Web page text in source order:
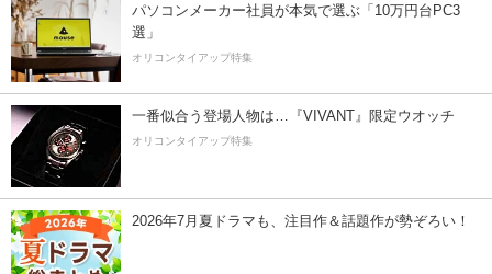
パソコンメーカー社員が本気で選ぶ「10万円台PC3
選」
オリコンタイアップ特集
一番似合う登場人物は…『VIVANT』限定ウオッチ
オリコンタイアップ特集
2026年7月夏ドラマも、注目作＆話題作が勢ぞろい！